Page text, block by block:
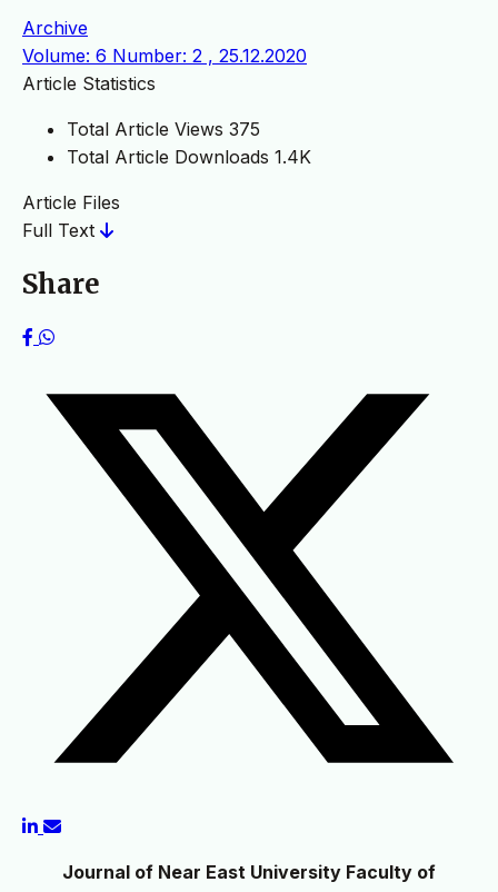
Archive
Volume: 6 Number: 2 , 25.12.2020
Article Statistics
Total Article Views 375
Total Article Downloads 1.4K
Article Files
Full Text
Share
Journal of Near East University Faculty of